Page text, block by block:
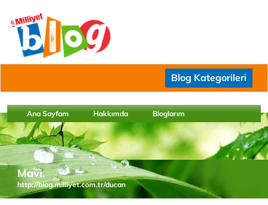
Blog Kategorileri
Ana Sayfam Hakkımda Bloglarım
Mavi.
http://blog.milliyet.com.tr/ducan